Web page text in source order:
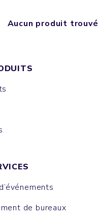
Aucun produit trouvé
de bureaux